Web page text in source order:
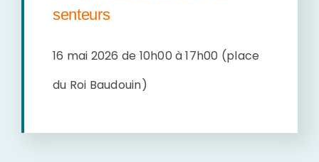
senteurs
16 mai 2026 de 10h00 à 17h00 (place
du Roi Baudouin)